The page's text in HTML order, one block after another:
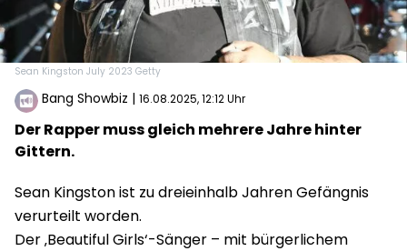
Sean Kingston July 2023 Getty
Bang Showbiz | 16.08.2025, 12:12 Uhr
Der Rapper muss gleich mehrere Jahre hinter
Gittern.
Sean Kingston ist zu dreieinhalb Jahren Gefängnis
verurteilt worden.
Der ‚Beautiful Girls‘-Sänger – mit bürgerlichem